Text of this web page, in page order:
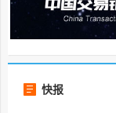
快报